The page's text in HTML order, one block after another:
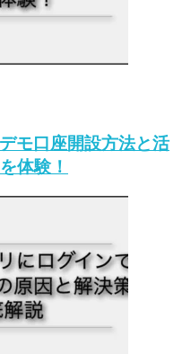
モ口座開設方法と活
体験！